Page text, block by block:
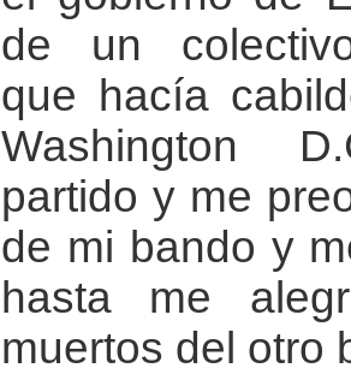
de un
que hacía
Washington
partido y me
de mi bando y
hasta me
muertos del otro